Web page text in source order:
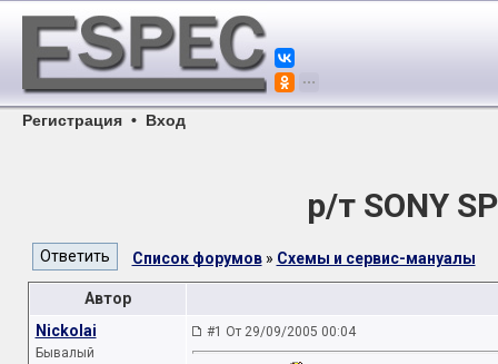
Регистрация • Вход
р/т SONY
Список форумов» Схемы и сервис-мануалы
Автор
Nickolai
Бывалый
#1 От 29/09/2005 00:04